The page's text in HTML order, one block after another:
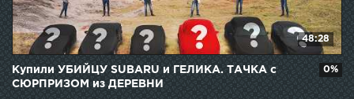
48:28
Купили УБИЙЦУ SUBARU и ГЕЛИКА. ТАЧКА с
СЮРПРИЗОМ из ДЕРЕВНИ
0%